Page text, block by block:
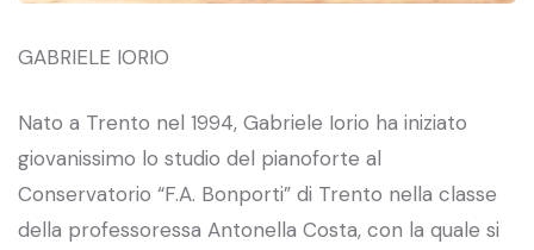
GABRIELE IORIO
Nato a Trento nel 1994, Gabriele Iorio ha iniziato
giovanissimo lo studio del pianoforte al
Conservatorio “F.A. Bonporti” di Trento nella classe
della professoressa Antonella Costa, con la quale si